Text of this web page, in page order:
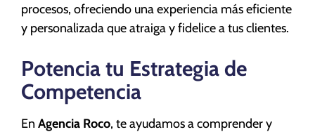
procesos, ofreciendo una experiencia más eficiente
y personalizada que atraiga y fidelice a tus clientes.
Potencia tu Estrategia de
Competencia
En Agencia Roco, te ayudamos a comprender y